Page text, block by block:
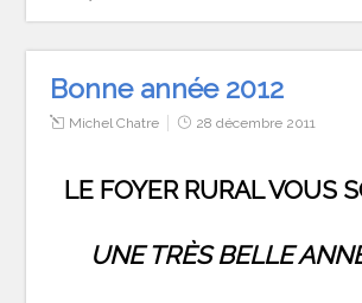
Bonne année 2012
Michel Chatre 28 décembre 2011
LE FOYER RURAL VOUS
UNE TRÈS BELLE